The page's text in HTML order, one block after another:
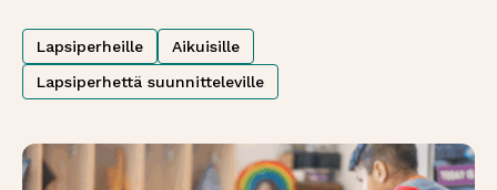
Lapsiperheille
Aikuisille
Lapsiperhettä suunnitteleville